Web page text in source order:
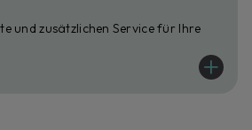
und zusätzlichen Service für Ihre